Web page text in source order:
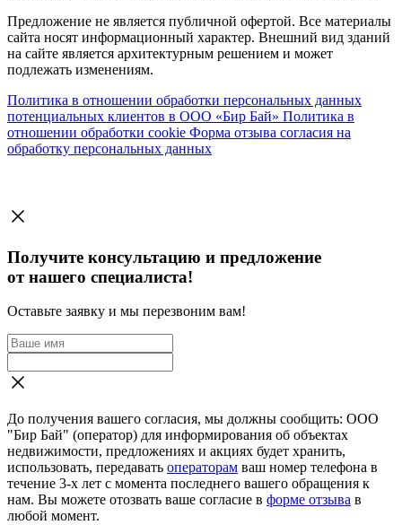
Предложение не является публичной офертой. Все материалы
сайта носят информационный характер. Внешний вид зданий
на сайте является архитектурным решением и может
подлежать изменениям.
Политика в отношении обработки персональных данных
потенциальных клиентов в ООО «Бир Бай» Политика в
отношении обработки cookie Форма отзыва согласия на
обработку персональных данных
Получите консультацию и предложение
от нашего специалиста!
Оставьте заявку и мы перезвоним вам!
До получения вашего согласия, мы должны сообщить: ООО
"Бир Бай" (оператор) для информирования об объектах
недвижимости, предложениях и акциях будет хранить,
использовать, передавать операторам ваш номер телефона в
течение 3-х лет с момента последнего вашего обращения к
нам. Вы можете отозвать ваше согласие в форме отзыва в
любой момент.